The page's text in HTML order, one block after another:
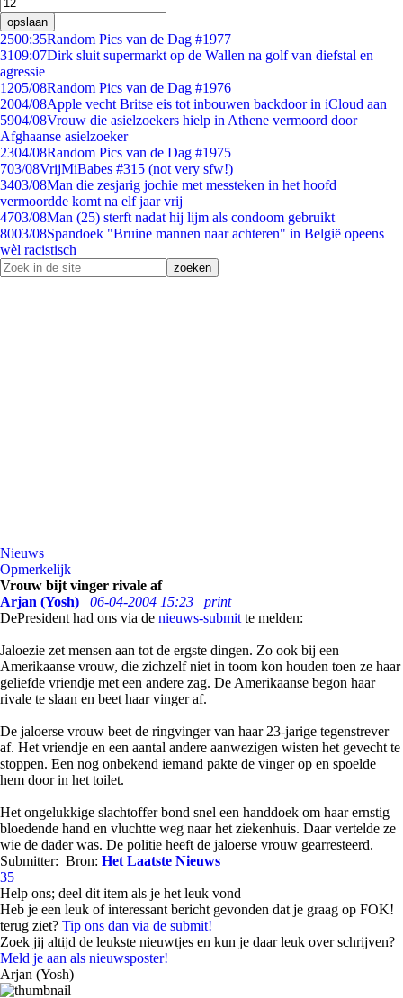
opslaan
2500:35Random Pics van de Dag #1977
3109:07Dirk sluit supermarkt op de Wallen na golf van diefstal en
agressie
1205/08Random Pics van de Dag #1976
2004/08Apple vecht Britse eis tot inbouwen backdoor in iCloud aan
5904/08Vrouw die asielzoekers hielp in Athene vermoord door
Afghaanse asielzoeker
2304/08Random Pics van de Dag #1975
703/08VrijMiBabes #315 (not very sfw!)
3403/08Man die zesjarig jochie met messteken in het hoofd
vermoordde komt na elf jaar vrij
4703/08Man (25) sterft nadat hij lijm als condoom gebruikt
8003/08Spandoek "Bruine mannen naar achteren" in België opeens
wèl racistisch
Nieuws
Opmerkelijk
Vrouw bijt vinger rivale af
Arjan (Yosh)
06-04-2004 15:23
print
DePresident had ons via de nieuws-submit te melden:
Jaloezie zet mensen aan tot de ergste dingen. Zo ook bij een
Amerikaanse vrouw, die zichzelf niet in toom kon houden toen ze haar
geliefde vriendje met een andere zag. De Amerikaanse begon haar
rivale te slaan en beet haar vinger af.
De jaloerse vrouw beet de ringvinger van haar 23-jarige tegenstrever
af. Het vriendje en een aantal andere aanwezigen wisten het gevecht te
stoppen. Een nog onbekend iemand pakte de vinger op en spoelde
hem door in het toilet.
Het ongelukkige slachtoffer bond snel een handdoek om haar ernstig
bloedende hand en vluchtte weg naar het ziekenhuis. Daar vertelde ze
wie de dader was. De politie heeft de jaloerse vrouw gearresteerd.
Submitter: Bron: Het Laatste Nieuws
35
Help ons; deel dit item als je het leuk vond
Heb je een leuk of interessant bericht gevonden dat je graag op FOK!
terug ziet? Tip ons dan via de submit!
Zoek jij altijd de leukste nieuwtjes en kun je daar leuk over schrijven?
Meld je aan als nieuwsposter!
Arjan (Yosh)